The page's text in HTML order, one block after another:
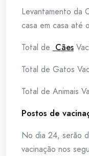
Levantamento da
casa em casa até
Total de Cães
Total de Gatos
Total de Animais
Postos de
No dia 24, serão
vacinação nos